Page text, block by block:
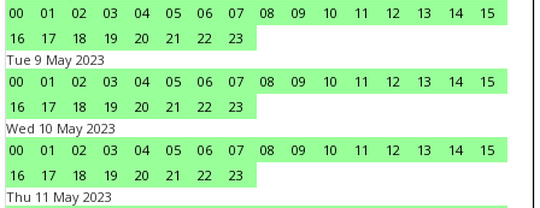
00
01 02 03 04 05 06 07 08 09 10 11 12 13 14
15
16
17 18 19 20 21 22
23
Tue 9 May 2023
00
01 02 03 04 05 06 07 08 09 10 11 12 13 14
15
16
17 18 19 20 21 22
23
Wed 10 May 2023
00
01 02 03 04 05 06 07 08 09 10 11 12 13 14
15
16
17 18 19 20 21 22
23
Thu 11 May 2023